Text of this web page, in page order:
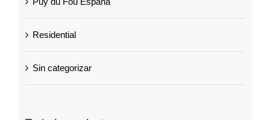
Residential
Sin categorizar